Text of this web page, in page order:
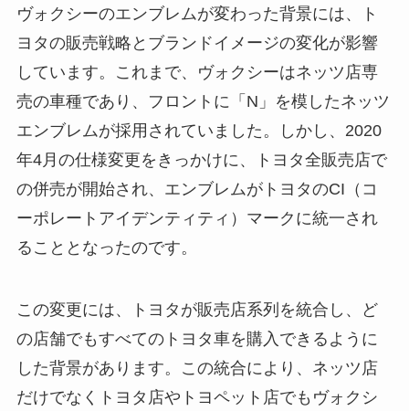
ヴォクシーのエンブレムが変わった背景には、ト
ヨタの販売戦略とブランドイメージの変化が影響
しています。これまで、ヴォクシーはネッツ店専
売の車種であり、フロントに「N」を模したネッツ
エンブレムが採用されていました。しかし、2020
年4月の仕様変更をきっかけに、トヨタ全販売店で
の併売が開始され、エンブレムがトヨタのCI（コ
ーポレートアイデンティティ）マークに統一され
ることとなったのです。
この変更には、トヨタが販売店系列を統合し、ど
の店舗でもすべてのトヨタ車を購入できるように
した背景があります。この統合により、ネッツ店
だけでなくトヨタ店やトヨペット店でもヴォクシ